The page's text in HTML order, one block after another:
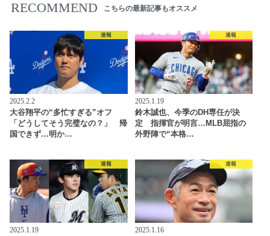
RECOMMEND こちらの最新記事もオススメ
速報
2025.2.2
大谷翔平の“多忙すぎる”オフ
「どうしてそう完璧なの？」 帰
国できず…明か…
速報
2025.1.19
鈴木誠也、今季のDH専任が決
定 指揮官が明言…MLB屈指の
外野陣で“本格…
速報
2025.1.19
速報
2025.1.16